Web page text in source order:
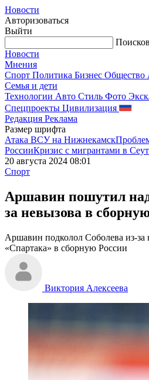
Новости
Авторизоваться
Выйти
Новости
Мнения
Спорт Политика Бизнес Общество
Семья и дети
Технологии Авто Стиль Фото
Спецпроекты Цивилизация
Редакция Реклама
Размер шрифта
Атака ВСУ на Нижнекамск
РоссииКризис с мигрантами в
20 августа 2024 08:01
Спорт
Аршавин пошутил
за невызова в
Аршавин подколол Соболева из-
«Спартака» в сборную России
Виктория Алексеева